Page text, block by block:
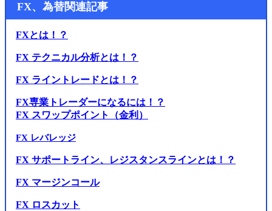
FX、為替関連記事
FXとは！？
FX テクニカル分析とは！？
FX ライントレードとは！？
FX専業トレーダーになるには！？
FX スワップポイント（金利）
FX レバレッジ
FX サポートライン、レジスタンスラインとは！？
FX マージンコール
FX ロスカット